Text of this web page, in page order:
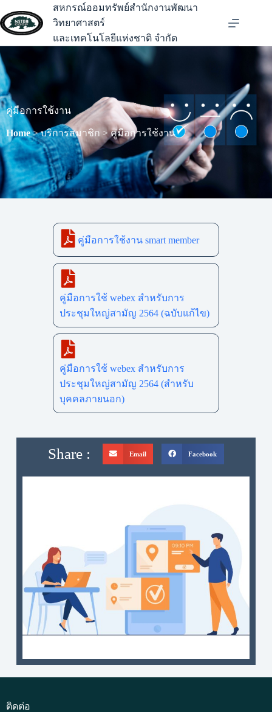
สหกรณ์ออมทรัพย์สำนักงานพัฒนา
วิทยาศาสตร์
และเทคโนโลยีแห่งชาติ จำกัด
คู่มือการใช้งาน
Home> บริการสมาชิก > คู่มือการใช้งาน
คู่มือการใช้งาน smart member
คู่มือการใช้ webex สำหรับการ
ประชุมใหญ่สามัญ 2564 (ฉบับแก้ไข)
คู่มือการใช้ webex สำหรับการ
ประชุมใหญ่สามัญ 2564 (สำหรับ
บุคคลภายนอก)
Share : Email Facebook
ติดต่อ